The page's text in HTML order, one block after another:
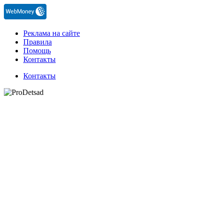
Реклама на сайте
Правила
Помощь
Контакты
Контакты